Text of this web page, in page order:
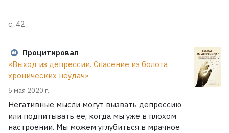
с. 42
Процитировал
«Выход из депрессии. Спасение из болота
хронических неудач»
5 мая 2020 г.
Негативные мысли могут вызвать депрессию
или подпитывать ее, когда мы уже в плохом
настроении. Мы можем углубиться в мрачное